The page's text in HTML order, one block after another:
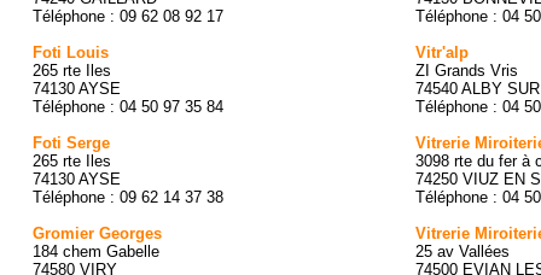
Téléphone : 09 62 08 92 17
Foti Louis
265 rte Iles
74130 AYSE
Téléphone : 04 50 97 35 84
Foti Serge
265 rte Iles
74130 AYSE
Téléphone : 09 62 14 37 38
Gromier Georges
184 chem Gabelle
74580 VIRY
Téléphone : 04
Vitr'alp
ZI Grands Vris
74540 ALBY
Téléphone : 04
Vitrerie
3098 rte du fer à
74250 VIUZ EN
Téléphone : 04
Vitrerie
25 av Vallées
74500 EVIAN